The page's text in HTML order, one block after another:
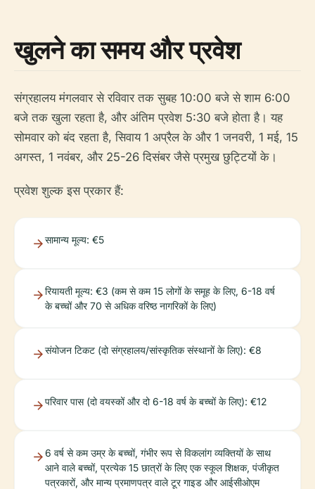
खुलने का समय और प्रवेश
संग्रहालय मंगलवार से रविवार तक सुबह 10:00 बजे से शाम 6:00
बजे तक खुला रहता है, और अंतिम प्रवेश 5:30 बजे होता है। यह
सोमवार को बंद रहता है, सिवाय 1 अप्रैल के और 1 जनवरी, 1 मई, 15
अगस्त, 1 नवंबर, और 25-26 दिसंबर जैसे प्रमुख छुट्टियों के।
प्रवेश शुल्क इस प्रकार हैं:
सामान्य मूल्य: €5
रियायती मूल्य: €3 (कम से कम 15 लोगों के समूह के लिए, 6-18 वर्ष
के बच्चों और 70 से अधिक वरिष्ठ नागरिकों के लिए)
संयोजन टिकट (दो संग्रहालय/सांस्कृतिक संस्थानों के लिए): €8
परिवार पास (दो वयस्कों और दो 6-18 वर्ष के बच्चों के लिए): €12
6 वर्ष से कम उम्र के बच्चों, गंभीर रूप से विकलांग व्यक्तियों के साथ
आने वाले बच्चों, प्रत्येक 15 छात्रों के लिए एक स्कूल शिक्षक, पंजीकृत
पत्रकारों, और मान्य प्रमाणपत्र वाले टूर गाइड और आईसीओएम